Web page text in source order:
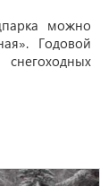
можно
Годовой